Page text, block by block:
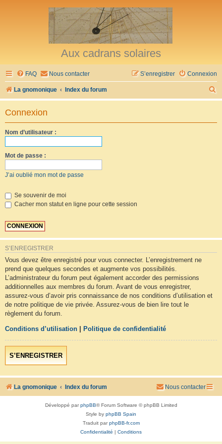
Aux cadrans solaires
FAQ Nous contacter Connexion
S’enregistrer
La gnomonique Index du forum
e
Connexion
Nom d’utilisateur :
Mot de passe :
J’ai oublié mon mot de passe
Se souvenir de moi
Cacher mon statut en ligne pour cette session
S’ENREGISTRER
Vous devez être enregistré pour vous connecter. L’enregistrement ne
prend que quelques secondes et augmente vos possibilités.
L’administrateur du forum peut également accorder des permissions
additionnelles aux membres du forum. Avant de vous enregistrer,
assurez-vous d’avoir pris connaissance de nos conditions d’utilisation et
de notre politique de vie privée. Assurez-vous de bien lire tout le
règlement du forum.
Conditions d’utilisation Politique de confidentialité
S’ENREGISTRER
La gnomonique Index du forum Nous contacter
Développé parphpBB® Forum Software © phpBB Limited
Style by phpBB Spain
Traduit parphpBB-fr.com
Confidentialité
Conditions